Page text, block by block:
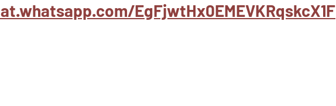
EgFjwtHx0EMEVKRqskcX1F